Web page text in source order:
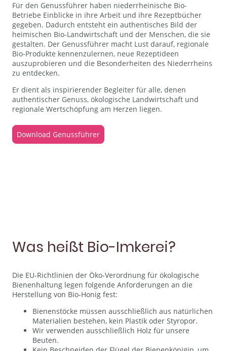
Für den Genussführer haben niederrheinische Bio-
Betriebe Einblicke in ihre Arbeit und ihre Rezeptbücher
gegeben. Dadurch entsteht ein authentisches Bild der
heimischen Bio-Landwirtschaft und der Menschen, die sie
gestalten. Der Genussführer macht Lust darauf, regionale
Bio-Produkte kennenzulernen, neue Rezeptideen
auszuprobieren und die Besonderheiten des Niederrheins
zu entdecken.
Er dient als inspirierender Begleiter für alle, denen
authentischer Genuss, ökologische Landwirtschaft und
regionale Wertschöpfung am Herzen liegen.
Download Genussführer
Was heißt Bio-Imkerei?
Die EU-Richtlinien der Öko-Verordnung für ökologische
Bienenhaltung legen folgende Anforderungen an die
Herstellung von Bio-Honig fest:
Bienenstöcke müssen ausschließlich aus natürlichen
Materialien bestehen, kein Plastik oder Styropor.
Wir verwenden ausschließlich Holz für unsere
Beuten.